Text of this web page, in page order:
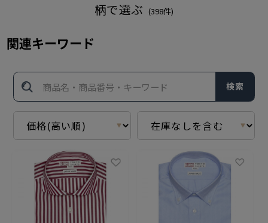
柄で選ぶ (398件)
関連キーワード
検索